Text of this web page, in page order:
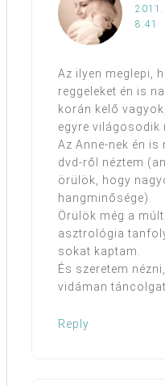
2011.
8:41
Az ilyen meglepi,
reggeleket én is
korán kelő
egyre világosodik
Az Anne-nek én
dvd-ről néztem
örülök, hogy
hangminősége).
Örülök még a
asztrológia
sokat kaptam.
És szeretem
vidáman
Reply